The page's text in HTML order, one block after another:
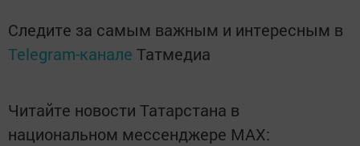
Следите за самым важным и интересным в
Telegram-канале Татмедиа
Читайте новости Татарстана в
национальном мессенджере MАХ: